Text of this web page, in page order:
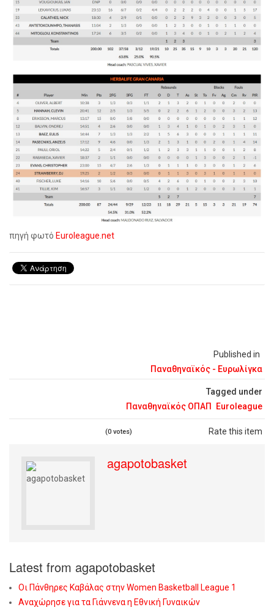
Published in
Παναθηναϊκός - Ευρωλίγκα
Tagged under
Παναθηναϊκός ΟΠΑΠ
Euroleague
Rate this item
(0 votes)
πηγή φωτό Euroleague.net
agapotobasket
Latest from agapotobasket
Οι Πάνθηρες Καβάλας στην Women Basketball League 1
Αναχώρησε για τα Γιάννενα η Εθνική Γυναικών